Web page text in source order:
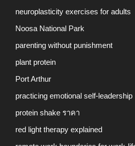
neuroplasticity exercises for adults
Noosa National Park
parenting without punishment
plant protein
Port Arthur
practicing emotional self-leadership
protein shake ราคา
red light therapy explained